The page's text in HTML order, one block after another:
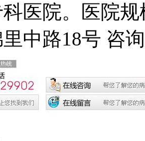
医院。医院规
中路18号 咨